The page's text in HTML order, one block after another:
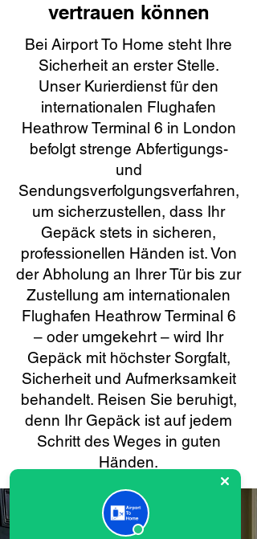
vertrauen können
Bei Airport To Home steht Ihre
Sicherheit an erster Stelle.
Unser Kurierdienst für den
internationalen Flughafen
Heathrow Terminal 6 in London
befolgt strenge Abfertigungs-
und
Sendungsverfolgungsverfahren,
um sicherzustellen, dass Ihr
Gepäck stets in sicheren,
professionellen Händen ist. Von
der Abholung an Ihrer Tür bis zur
Zustellung am internationalen
Flughafen Heathrow Terminal 6
– oder umgekehrt – wird Ihr
Gepäck mit höchster Sorgfalt,
Sicherheit und Aufmerksamkeit
behandelt. Reisen Sie beruhigt,
denn Ihr Gepäck ist auf jedem
Schritt des Weges in guten
Händen.